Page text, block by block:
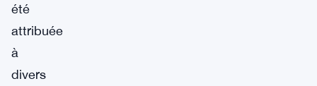
été
attribuée
à
divers